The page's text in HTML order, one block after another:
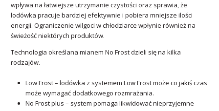
wpływa na łatwiejsze utrzymanie czystości oraz sprawia, że
lodówka pracuje bardziej efektywnie i pobiera mniejsze ilości
energii. Ograniczenie wilgoci w chłodziarce wpłynie również na
świeżość niektórych produktów.
Technologia określana mianem No Frost dzieli się na kilka
rodzajów.
Low Frost – lodówka z systemem Low Frost może co jakiś czas
może wymagać dodatkowego rozmrażania.
No Frost plus – system pomaga likwidować nieprzyjemne